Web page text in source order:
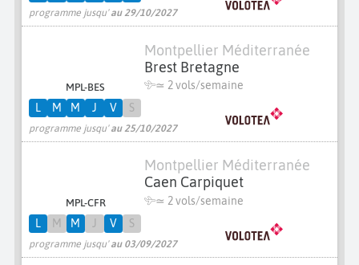
programme jusqu'au 29/10/2027
MPL-BES
Montpellier Méditerranée
Brest Bretagne
≃ 2 vols/semaine
programme jusqu'au 25/10/2027
L M M J V S
MPL-CFR
Montpellier Méditerranée
Caen Carpiquet
≃ 2 vols/semaine
programme jusqu'au 03/09/2027
L M M V S